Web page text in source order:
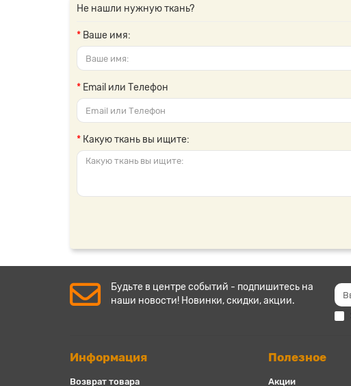
Не нашли нужную ткань?
Ваше имя:
Email или Телефон
Какую ткань вы ищите:
Будьте в центре событий - подпишитесь на
наши новости! Новинки, скидки, акции.
Информация
Возврат товара
Полезное
Акции